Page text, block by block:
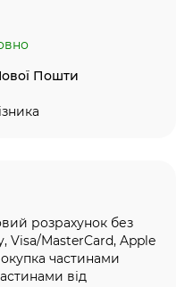
Пошти
розрахунок без
Visa/MasterCard, Apple
частинами
від